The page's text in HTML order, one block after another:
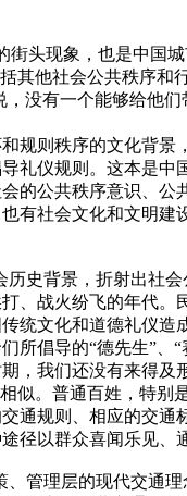
头现象，也是中国城
其他社会公共秩序
没有一个能够给他
规则秩序的文化背
礼仪规则。这本是
的公共秩序意识、
有社会文化和文明
史背景，折射出社会
、战火纷飞的年代
统文化和道德礼仪
所倡导的“德先生”、
，我们还没有来得
似。普通百姓，特
通规则、相应的交
径以群众喜闻乐见、
管理层的现代交通理